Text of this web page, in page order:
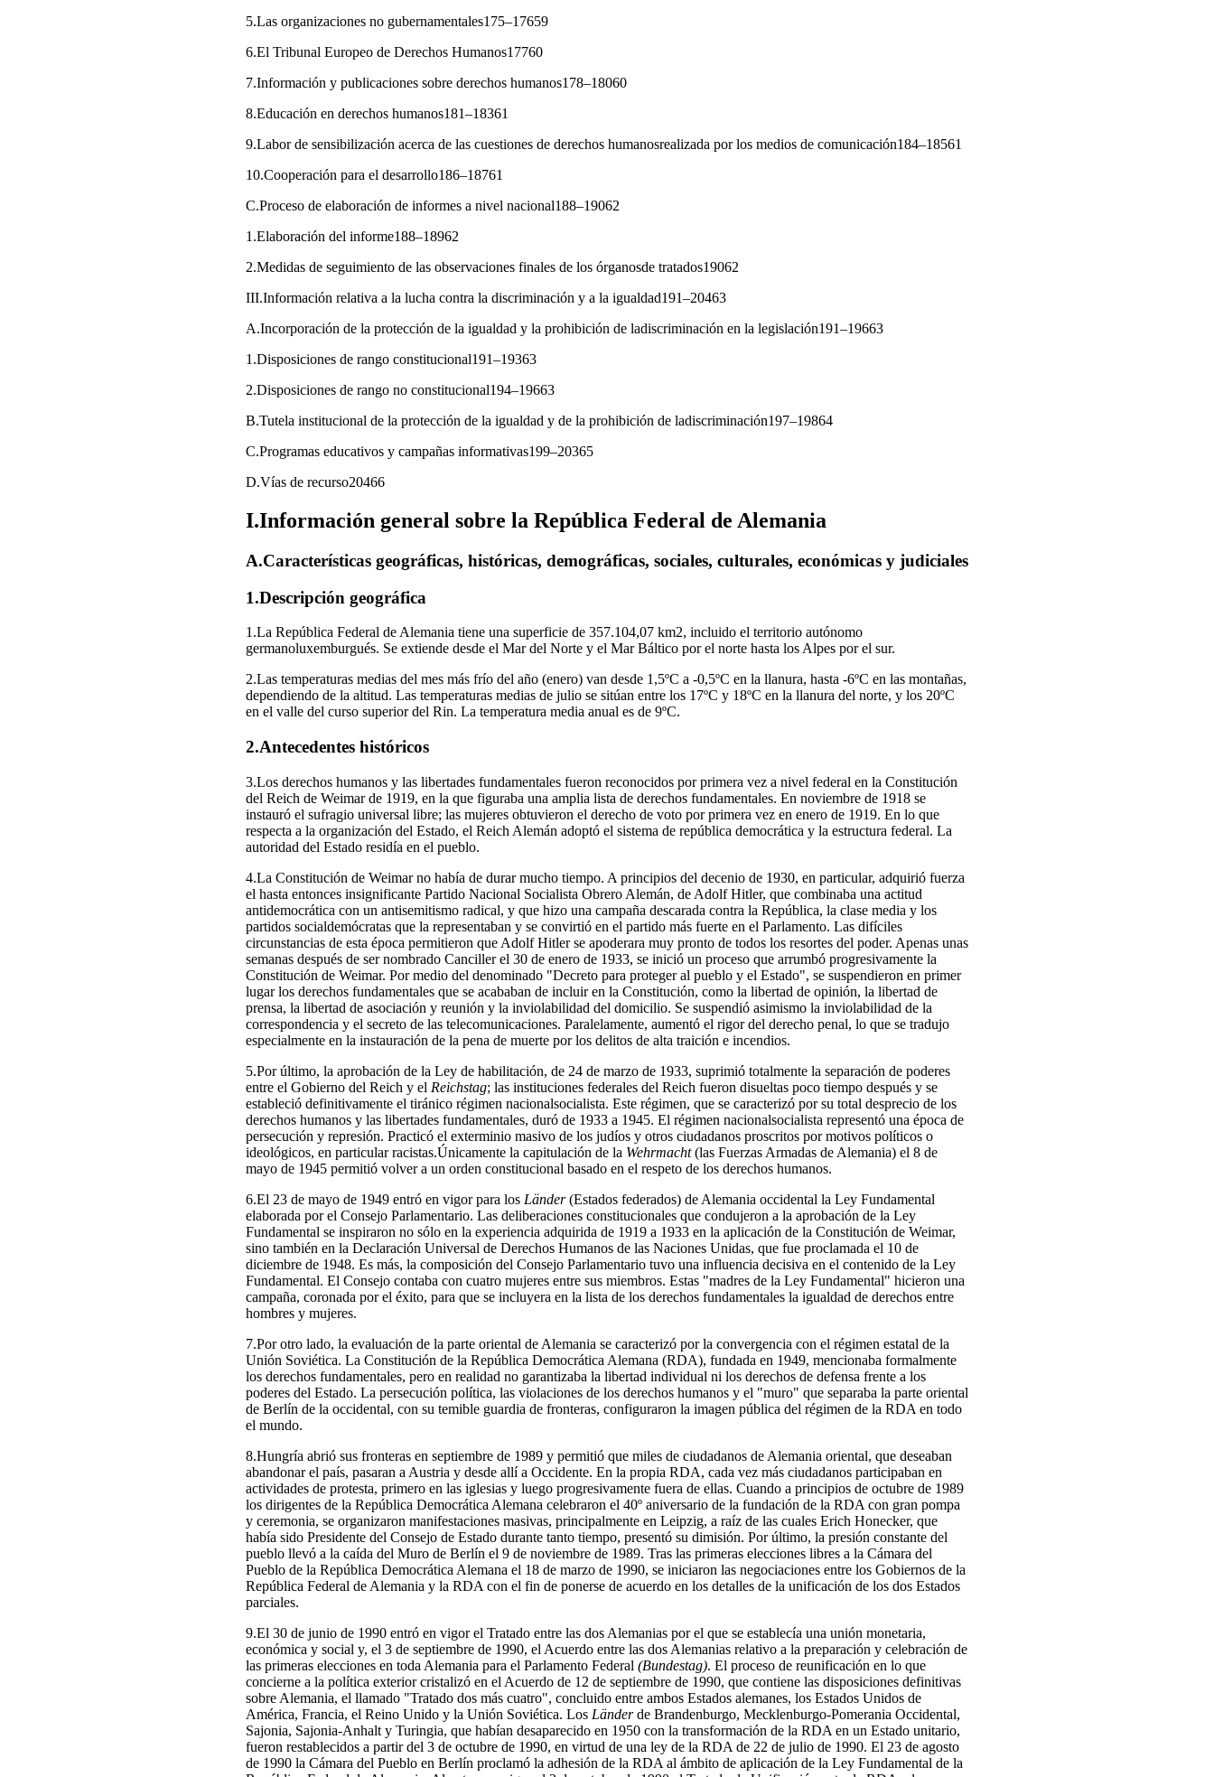
5.Las organizaciones no gubernamentales175–17659
6.El Tribunal Europeo de Derechos Humanos17760
7.Información y publicaciones sobre derechos humanos178–18060
8.Educación en derechos humanos181–18361
9.Labor de sensibilización acerca de las cuestiones de derechos humanosrealizada por los medios de comunicación184–18561
10.Cooperación para el desarrollo186–18761
C.Proceso de elaboración de informes a nivel nacional188–19062
1.Elaboración del informe188–18962
2.Medidas de seguimiento de las observaciones finales de los órganosde tratados19062
III.Información relativa a la lucha contra la discriminación y a la igualdad191–20463
A.Incorporación de la protección de la igualdad y la prohibición de ladiscriminación en la legislación191–19663
1.Disposiciones de rango constitucional191–19363
2.Disposiciones de rango no constitucional194–19663
B.Tutela institucional de la protección de la igualdad y de la prohibición de ladiscriminación197–19864
C.Programas educativos y campañas informativas199–20365
D.Vías de recurso20466
I.Información general sobre la República Federal de Alemania
A.Características geográficas, históricas, demográficas, sociales, culturales, económicas y judiciales
1.Descripción geográfica
1.La República Federal de Alemania tiene una superficie de 357.104,07 km2, incluido el territorio autónomo
germanoluxemburgués. Se extiende desde el Mar del Norte y el Mar Báltico por el norte hasta los Alpes por el sur.
2.Las temperaturas medias del mes más frío del año (enero) van desde 1,5ºC a -0,5ºC en la llanura, hasta -6ºC en las montañas,
dependiendo de la altitud. Las temperaturas medias de julio se sitúan entre los 17ºC y 18ºC en la llanura del norte, y los 20ºC
en el valle del curso superior del Rin. La temperatura media anual es de 9ºC.
2.Antecedentes históricos
3.Los derechos humanos y las libertades fundamentales fueron reconocidos por primera vez a nivel federal en la Constitución
del Reich de Weimar de 1919, en la que figuraba una amplia lista de derechos fundamentales. En noviembre de 1918 se
instauró el sufragio universal libre; las mujeres obtuvieron el derecho de voto por primera vez en enero de 1919. En lo que
respecta a la organización del Estado, el Reich Alemán adoptó el sistema de república democrática y la estructura federal. La
autoridad del Estado residía en el pueblo.
4.La Constitución de Weimar no había de durar mucho tiempo. A principios del decenio de 1930, en particular, adquirió fuerza
el hasta entonces insignificante Partido Nacional Socialista Obrero Alemán, de Adolf Hitler, que combinaba una actitud
antidemocrática con un antisemitismo radical, y que hizo una campaña descarada contra la República, la clase media y los
partidos socialdemócratas que la representaban y se convirtió en el partido más fuerte en el Parlamento. Las difíciles
circunstancias de esta época permitieron que Adolf Hitler se apoderara muy pronto de todos los resortes del poder. Apenas unas
semanas después de ser nombrado Canciller el 30 de enero de 1933, se inició un proceso que arrumbó progresivamente la
Constitución de Weimar. Por medio del denominado "Decreto para proteger al pueblo y el Estado", se suspendieron en primer
lugar los derechos fundamentales que se acababan de incluir en la Constitución, como la libertad de opinión, la libertad de
prensa, la libertad de asociación y reunión y la inviolabilidad del domicilio. Se suspendió asimismo la inviolabilidad de la
correspondencia y el secreto de las telecomunicaciones. Paralelamente, aumentó el rigor del derecho penal, lo que se tradujo
especialmente en la instauración de la pena de muerte por los delitos de alta traición e incendios.
5.Por último, la aprobación de la Ley de habilitación, de 24 de marzo de 1933, suprimió totalmente la separación de poderes
entre el Gobierno del Reich y el Reichstag; las instituciones federales del Reich fueron disueltas poco tiempo después y se
estableció definitivamente el tiránico régimen nacionalsocialista. Este régimen, que se caracterizó por su total desprecio de los
derechos humanos y las libertades fundamentales, duró de 1933 a 1945. El régimen nacionalsocialista representó una época de
persecución y represión. Practicó el exterminio masivo de los judíos y otros ciudadanos proscritos por motivos políticos o
ideológicos, en particular racistas.Únicamente la capitulación de la Wehrmacht(las Fuerzas Armadas de Alemania) el 8 de
mayo de 1945 permitió volver a un orden constitucional basado en el respeto de los derechos humanos.
6.El 23 de mayo de 1949 entró en vigor para los Länder(Estados federados) de Alemania occidental la Ley Fundamental
elaborada por el Consejo Parlamentario. Las deliberaciones constitucionales que condujeron a la aprobación de la Ley
Fundamental se inspiraron no sólo en la experiencia adquirida de 1919 a 1933 en la aplicación de la Constitución de Weimar,
sino también en la Declaración Universal de Derechos Humanos de las Naciones Unidas, que fue proclamada el 10 de
diciembre de 1948. Es más, la composición del Consejo Parlamentario tuvo una influencia decisiva en el contenido de la Ley
Fundamental. El Consejo contaba con cuatro mujeres entre sus miembros. Estas "madres de la Ley Fundamental" hicieron una
campaña, coronada por el éxito, para que se incluyera en la lista de los derechos fundamentales la igualdad de derechos entre
hombres y mujeres.
7.Por otro lado, la evaluación de la parte oriental de Alemania se caracterizó por la convergencia con el régimen estatal de la
Unión Soviética. La Constitución de la República Democrática Alemana (RDA), fundada en 1949, mencionaba formalmente
los derechos fundamentales, pero en realidad no garantizaba la libertad individual ni los derechos de defensa frente a los
poderes del Estado. La persecución política, las violaciones de los derechos humanos y el "muro" que separaba la parte oriental
de Berlín de la occidental, con su temible guardia de fronteras, configuraron la imagen pública del régimen de la RDA en todo
el mundo.
8.Hungría abrió sus fronteras en septiembre de 1989 y permitió que miles de ciudadanos de Alemania oriental, que deseaban
abandonar el país, pasaran a Austria y desde allí a Occidente. En la propia RDA, cada vez más ciudadanos participaban en
actividades de protesta, primero en las iglesias y luego progresivamente fuera de ellas. Cuando a principios de octubre de 1989
los dirigentes de la República Democrática Alemana celebraron el 40º aniversario de la fundación de la RDA con gran pompa
y ceremonia, se organizaron manifestaciones masivas, principalmente en Leipzig, a raíz de las cuales Erich Honecker, que
había sido Presidente del Consejo de Estado durante tanto tiempo, presentó su dimisión. Por último, la presión constante del
pueblo llevó a la caída del Muro de Berlín el 9 de noviembre de 1989. Tras las primeras elecciones libres a la Cámara del
Pueblo de la República Democrática Alemana el 18 de marzo de 1990, se iniciaron las negociaciones entre los Gobiernos de la
República Federal de Alemania y la RDA con el fin de ponerse de acuerdo en los detalles de la unificación de los dos Estados
parciales.
9.El 30 de junio de 1990 entró en vigor el Tratado entre las dos Alemanias por el que se establecía una unión monetaria,
económica y social y, el 3 de septiembre de 1990, el Acuerdo entre las dos Alemanias relativo a la preparación y celebración de
las primeras elecciones en toda Alemania para el Parlamento Federal (Bundestag). El proceso de reunificación en lo que
concierne a la política exterior cristalizó en el Acuerdo de 12 de septiembre de 1990, que contiene las disposiciones definitivas
sobre Alemania, el llamado "Tratado dos más cuatro", concluido entre ambos Estados alemanes, los Estados Unidos de
América, Francia, el Reino Unido y la Unión Soviética. Los Länderde Brandenburgo, Mecklenburgo-Pomerania Occidental,
Sajonia, Sajonia-Anhalt y Turingia, que habían desaparecido en 1950 con la transformación de la RDA en un Estado unitario,
fueron restablecidos a partir del 3 de octubre de 1990, en virtud de una ley de la RDA de 22 de julio de 1990. El 23 de agosto
de 1990 la Cámara del Pueblo en Berlín proclamó la adhesión de la RDA al ámbito de aplicación de la Ley Fundamental de la